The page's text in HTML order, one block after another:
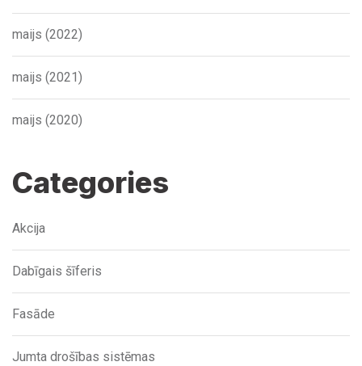
maijs (2022)
maijs (2021)
maijs (2020)
Categories
Akcija
Dabīgais šīferis
Fasāde
Jumta drošības sistēmas